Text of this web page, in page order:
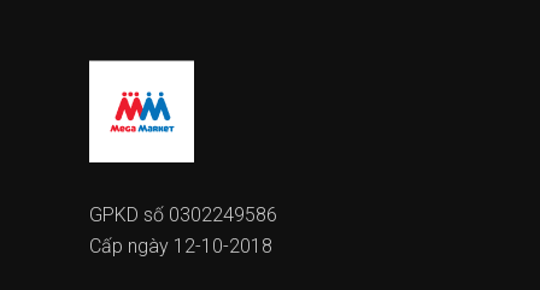
GPKD số 0302249586
Cấp ngày 12-10-2018